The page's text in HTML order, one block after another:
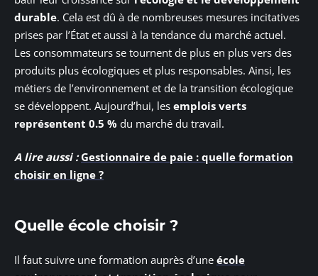
durable. Cela est dû à de nombreuses mesures incitatives
prises par l’État et aussi à la tendance du marché actuel.
Les consommateurs se tournent de plus en plus vers des
produits plus écologiques et plus responsables. Ainsi, les
métiers de l’environnement et de la transition écologique
se développent. Aujourd’hui, les emplois verts
représentent 0.5 % du marché du travail.
A lire aussi : Gestionnaire de paie : quelle formation
choisir en ligne ?
Quelle école choisir ?
Il faut suivre une formation auprès d’une école